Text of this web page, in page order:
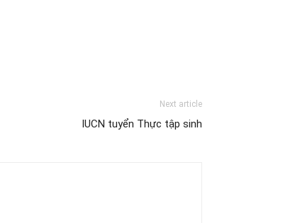
Next article
IUCN tuyển Thực tập sinh